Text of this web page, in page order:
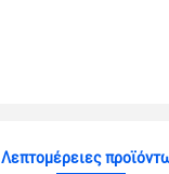
Λεπτομέρειες